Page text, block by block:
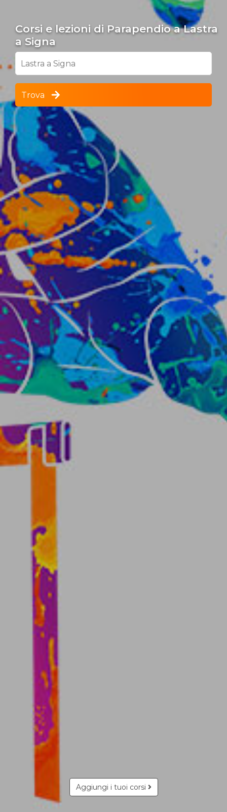
Corsi e lezioni di Parapendio a Lastra
a Signa
Lastra a Signa
Trova
Aggiungi i tuoi corsi